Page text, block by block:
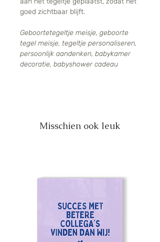
goed zichtbaar blijft.
Geboortetegeltje meisje, geboorte
tegel meisje, tegeltje personaliseren,
persoonlijk aandenken, babykamer
decoratie, babyshower cadeau
Misschien ook leuk